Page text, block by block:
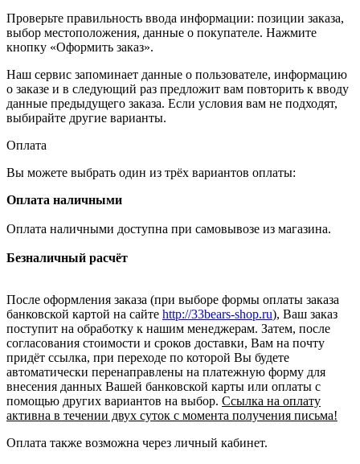
Проверьте правильность ввода информации: позиции заказа,
выбор местоположения, данные о покупателе. Нажмите
кнопку «Оформить заказ».
Наш сервис запоминает данные о пользователе, информацию
о заказе и в следующий раз предложит вам повторить к вводу
данные предыдущего заказа. Если условия вам не подходят,
выбирайте другие варианты.
Оплата
Вы можете выбрать один из трёх вариантов оплаты:
Оплата наличными
Оплата наличными доступна при самовывозе из магазина.
Безналичный расчёт
После оформления заказа (при выборе формы оплаты заказа
банковской картой на сайте http://33bears-shop.ru), Ваш заказ
поступит на обработку к нашим менеджерам. Затем, после
согласования стоимости и сроков доставки, Вам на почту
придёт ссылка, при переходе по которой Вы будете
автоматически перенаправлены на платежную форму для
внесения данных Вашей банковской карты или оплаты с
помощью других вариантов на выбор. Ссылка на оплату
активна в течении двух суток с момента получения письма!
Оплата также возможна через личный кабинет.